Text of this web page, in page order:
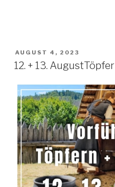
AUGUST 4, 2023
12. + 13.